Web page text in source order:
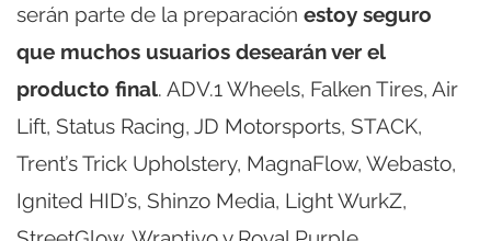
serán parte de la preparación estoy seguro
que muchos usuarios desearán ver el
producto final. ADV.1 Wheels, Falken Tires, Air
Lift, Status Racing, JD Motorsports, STACK,
Trent’s Trick Upholstery, MagnaFlow, Webasto,
Ignited HID’s, Shinzo Media, Light WurkZ,